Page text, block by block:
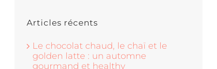
Articles récents
Le chocolat chaud, le chaï et le
golden latte : un automne
gourmand et healthy